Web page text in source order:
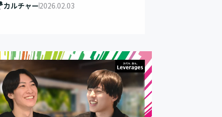
カルチャー2026.02.03